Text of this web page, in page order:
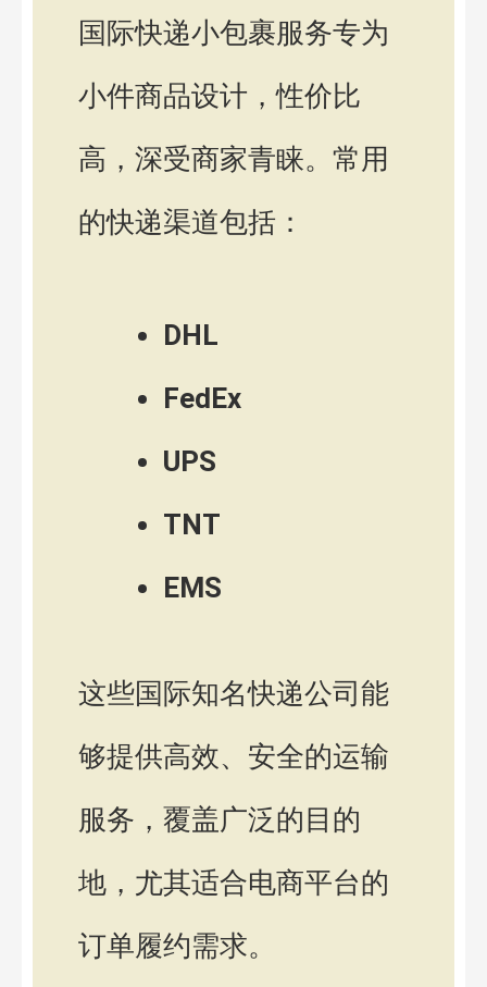
国际快递小包裹服务专为
小件商品设计，性价比
高，深受商家青睐。常用
的快递渠道包括：
DHL
FedEx
UPS
TNT
EMS
这些国际知名快递公司能
够提供高效、安全的运输
服务，覆盖广泛的目的
地，尤其适合电商平台的
订单履约需求。